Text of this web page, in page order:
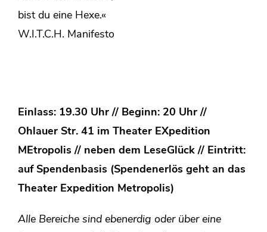
bist du eine Hexe.«
W.I.T.C.H. Manifesto
Einlass: 19.30 Uhr // Beginn: 20 Uhr //
Ohlauer Str. 41 im Theater EXpedition
MEtropolis // neben dem LeseGlück // Eintritt:
auf Spendenbasis (Spendenerlös geht an das
Theater Expedition Metropolis)
Alle Bereiche sind ebenerdig oder über eine